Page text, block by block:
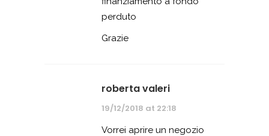
perduto
Grazie
roberta valeri
19/12/2018 at 22:18
Vorrei aprire un negozio